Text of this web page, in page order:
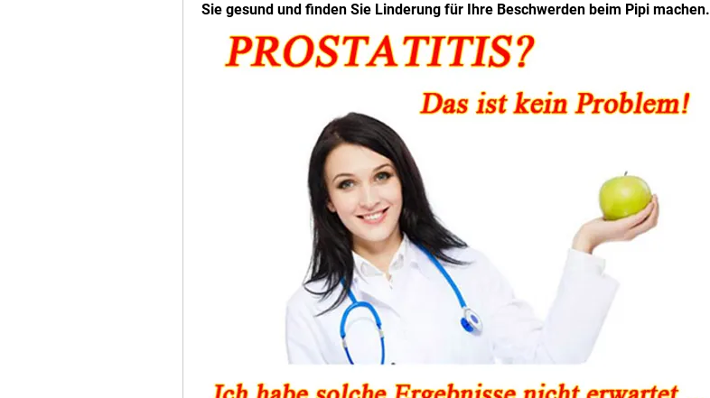
Sie gesund und finden Sie Linderung für Ihre Beschwerden beim Pipi machen.